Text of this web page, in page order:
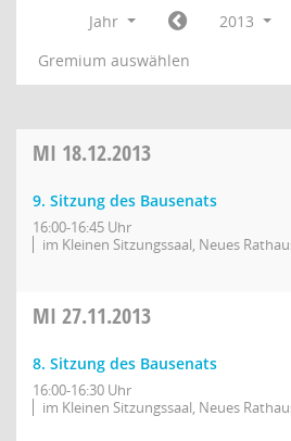
Jahr
2013
Gremium auswählen
MI 18.12.2013
9. Sitzung des Bausenats
16:00-16:45 Uhr
im Kleinen Sitzungssaal, Neues
MI 27.11.2013
8. Sitzung des Bausenats
16:00-16:30 Uhr
im Kleinen Sitzungssaal, Neues